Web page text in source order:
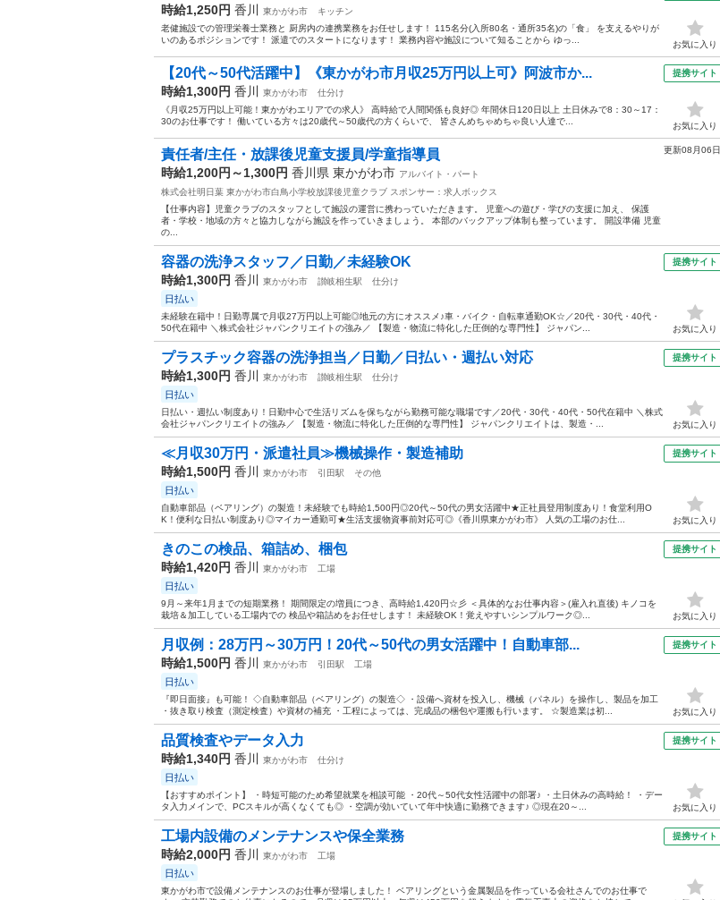
時給1,250円 香川 東かがわ市
キッチン
老健施設での管理栄養士業務と 厨房内の連携業務をお任せします！ 115名分(入所80名・通所35名)の「食」 を支えるやりが
いのあるポジションです！ 派遣でのスタートになります！ 業務内容や施設について知ることから ゆっ...
お気に入り
【20代～50代活躍中】《東かがわ市月収25万円以上可》阿波市か...
時給1,300円 香川 東かがわ市
仕分け
《月収25万円以上可能！東かがわエリアでの求人》 高時給で人間関係も良好◎ 年間休日120日以上 土日休みで8：30～17：
30のお仕事です！ 働いている方々は20歳代～50歳代の方くらいで、 皆さんめちゃめちゃ良い人達で...
提携サイト
お気に入り
責任者/主任・放課後児童支援員/学童指導員
時給1,200円～1,300円 香川県 東かがわ市 アルバイト・パート
株式会社明日葉 東かがわ市白鳥小学校放課後児童クラブ スポンサー：求人ボックス
【仕事内容】児童クラブのスタッフとして施設の運営に携わっていただきます。 児童への遊び・学びの支援に加え、 保護
者・学校・地域の方々と協力しながら施設を作っていきましょう。 本部のバックアップ体制も整っています。 開設準備 児童
の...
更新08月06日
容器の洗浄スタッフ／日勤／未経験OK
時給1,300円 香川 東かがわ市 讃岐相生駅 仕分け
日払い
未経験在籍中！日勤専属で月収27万円以上可能◎地元の方にオススメ♪車・バイク・自転車通勤OK☆／20代・30代・40代・
50代在籍中 ＼株式会社ジャパンクリエイトの強み／ 【製造・物流に特化した圧倒的な専門性】 ジャパン...
提携サイト
お気に入り
プラスチック容器の洗浄担当／日勤／日払い・週払い対応
時給1,300円 香川 東かがわ市 讃岐相生駅 仕分け
日払い
日払い・週払い制度あり！日勤中心で生活リズムを保ちながら勤務可能な職場です／20代・30代・40代・50代在籍中 ＼株式
会社ジャパンクリエイトの強み／ 【製造・物流に特化した圧倒的な専門性】 ジャパンクリエイトは、製造・...
提携サイト
お気に入り
≪月収30万円・派遣社員≫機械操作・製造補助
時給1,500円 香川 東かがわ市 引田駅 その他
日払い
自動車部品（ベアリング）の製造！未経験でも時給1,500円◎20代～50代の男女活躍中★正社員登用制度あり！食堂利用O
K！便利な日払い制度あり◎マイカー通勤可★生活支援物資事前対応可◎《香川県東かがわ市》 人気の工場のお仕...
提携サイト
お気に入り
きのこの検品、箱詰め、梱包
時給1,420円 香川 東かがわ市 工場
日払い
9月～来年1月までの短期業務！ 期間限定の増員につき、高時給1,420円☆彡 ＜具体的なお仕事内容＞(雇入れ直後) キノコを
栽培＆加工している工場内での 検品や箱詰めをお任せします！ 未経験OK！覚えやすいシンプルワーク◎...
提携サイト
お気に入り
月収例：28万円～30万円！20代～50代の男女活躍中！自動車部...
時給1,500円 香川 東かがわ市 引田駅 工場
日払い
『即日面接』も可能！ ◇自動車部品（ベアリング）の製造◇ ・設備へ資材を投入し、機械（パネル）を操作し、製品を加工
・抜き取り検査（測定検査）や資材の補充 ・工程によっては、完成品の梱包や運搬も行います。 ☆製造業は初...
提携サイト
お気に入り
品質検査やデータ入力
時給1,340円 香川 東かがわ市 仕分け
日払い
【おすすめポイント】 ・時短可能のため希望就業を相談可能 ・20代～50代女性活躍中の部署♪ ・土日休みの高時給！ ・デー
タ入力メインで、PCスキルが高くなくても◎ ・空調が効いていて年中快適に勤務できます♪ ◎現在20～...
提携サイト
お気に入り
工場内設備のメンテナンスや保全業務
時給2,000円 香川 東かがわ市 工場
日払い
東かがわ市で設備メンテナンスのお仕事が登場しました！ ベアリングという金属製品を作っている会社さんでのお仕事で
提携サイト